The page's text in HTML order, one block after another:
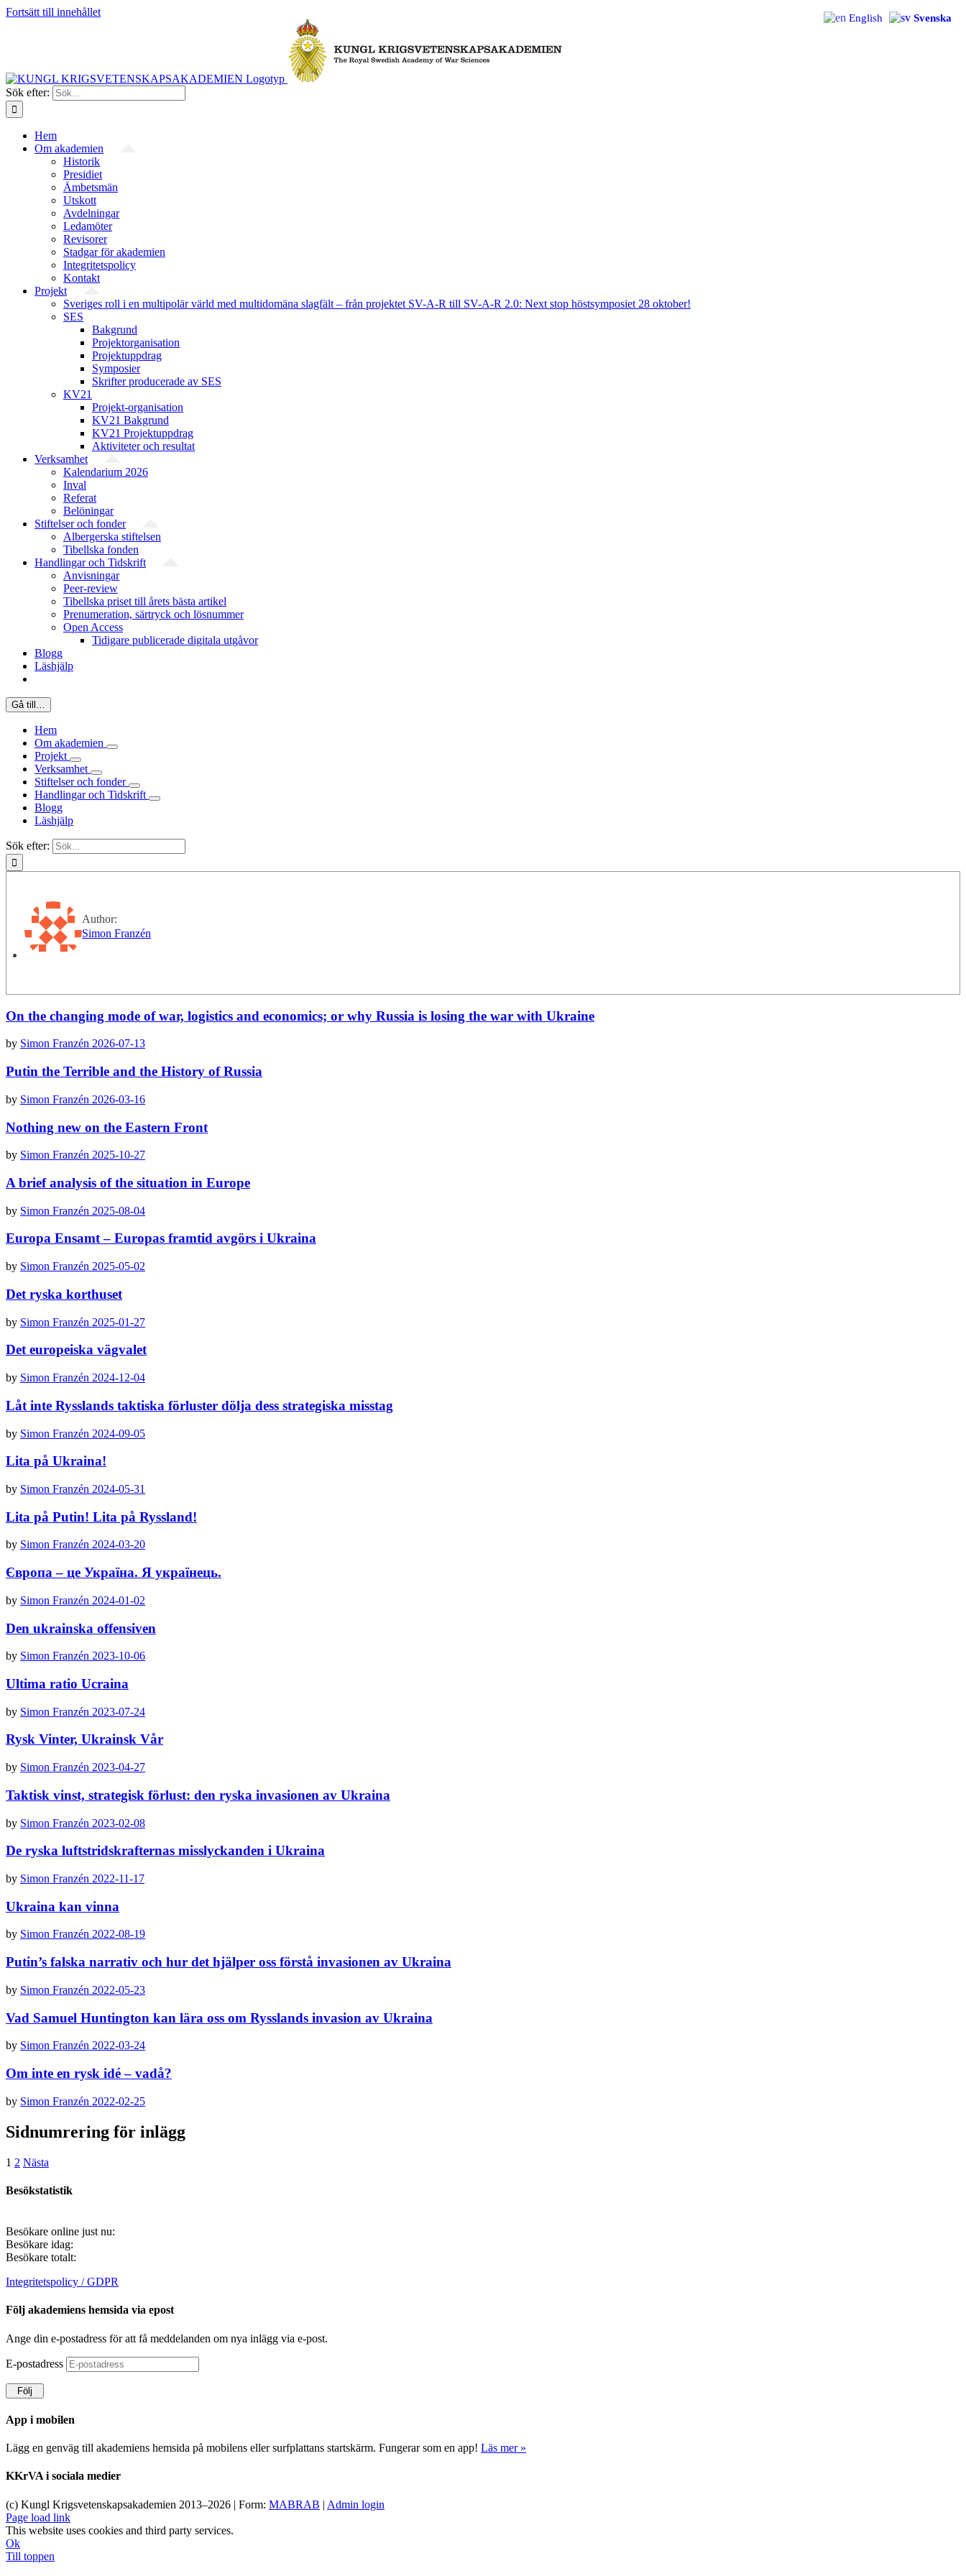
Fortsätt till innehållet
Sök efter:
Hem
Om akademien
Historik
Presidiet
Ämbetsmän
Utskott
Avdelningar
Ledamöter
Revisorer
Stadgar för akademien
Integritetspolicy
Kontakt
Projekt
Sveriges roll i en multipolär värld med multidomäna slagfält – från projektet SV-A-R till SV-A-R 2.0: Next stop höstsymposiet 28 oktober!
SES
Bakgrund
Projekt­organisation
Projektuppdrag
Symposier
Skrifter producerade av SES
KV21
Projekt-organisation
KV21 Bakgrund
KV21 Projektuppdrag
Aktiviteter och resultat
Verksamhet
Kalendarium 2026
Inval
Referat
Belöningar
Stiftelser och fonder
Albergerska stiftelsen
Tibellska fonden
Handlingar och Tidskrift
Anvisningar
Peer-review
Tibellska priset till årets bästa artikel
Prenumeration, särtryck och lösnummer
Open Access
Tidigare publicerade digitala utgåvor
Blogg
Läshjälp
Gå till…
Hem
Om akademien
Projekt
Verksamhet
Stiftelser och fonder
Handlingar och Tidskrift
Blogg
Läshjälp
Sök efter:
Author:
Simon Franzén
On the changing mode of war, logistics and economics; or why Russia is losing the war with Ukraine
by Simon Franzén 2026-07-13
Putin the Terrible and the History of Russia
by Simon Franzén 2026-03-16
Nothing new on the Eastern Front
by Simon Franzén 2025-10-27
A brief analysis of the situation in Europe
by Simon Franzén 2025-08-04
Europa Ensamt – Europas framtid avgörs i Ukraina
by Simon Franzén 2025-05-02
Det ryska korthuset
by Simon Franzén 2025-01-27
Det europeiska vägvalet
by Simon Franzén 2024-12-04
Låt inte Rysslands taktiska förluster dölja dess strategiska misstag
by Simon Franzén 2024-09-05
Lita på Ukraina!
by Simon Franzén 2024-05-31
Lita på Putin! Lita på Ryssland!
by Simon Franzén 2024-03-20
Європа – це Україна. Я українець.
by Simon Franzén 2024-01-02
Den ukrainska offensiven
by Simon Franzén 2023-10-06
Ultima ratio Ucraina
by Simon Franzén 2023-07-24
Rysk Vinter, Ukrainsk Vår
by Simon Franzén 2023-04-27
Taktisk vinst, strategisk förlust: den ryska invasionen av Ukraina
by Simon Franzén 2023-02-08
De ryska luftstridskrafternas misslyckanden i Ukraina
by Simon Franzén 2022-11-17
Ukraina kan vinna
by Simon Franzén 2022-08-19
Putin’s falska narrativ och hur det hjälper oss förstå invasionen av Ukraina
by Simon Franzén 2022-05-23
Vad Samuel Huntington kan lära oss om Rysslands invasion av Ukraina
by Simon Franzén 2022-03-24
Om inte en rysk idé – vadå?
by Simon Franzén 2022-02-25
Sidnumrering för inlägg
1 2 Nästa
Besökstatistik
Besökare online just nu:
Besökare idag:
Besökare totalt:
Integritetspolicy / GDPR
Följ akademiens hemsida via epost
Ange din e-postadress för att få meddelanden om nya inlägg via e-post.
E-postadress
Följ
App i mobilen
Lägg en genväg till akademiens hemsida på mobilens eller surfplattans startskärm. Fungerar som en app! Läs mer »
KKrVA i sociala medier
(c) Kungl Krigsvetenskapsakademien 2013–2026 | Form: MABRAB | Admin login
Page load link
English Svenska
This website uses cookies and third party services.
Ok
Till toppen